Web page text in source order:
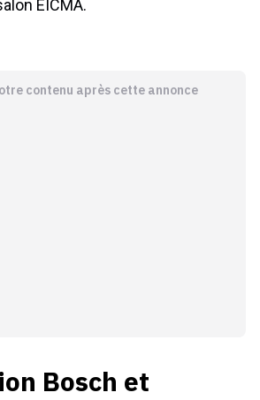
EICMA.
contenu après cette annonce
Bosch et